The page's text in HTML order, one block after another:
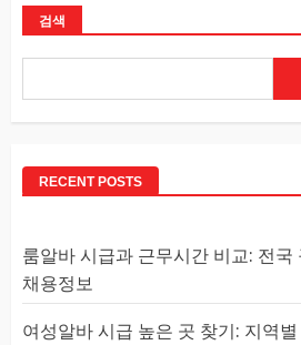
검색
RECENT POSTS
룸알바 시급과 근무시간 비교: 전국
채용정보
여성알바 시급 높은 곳 찾기: 지역